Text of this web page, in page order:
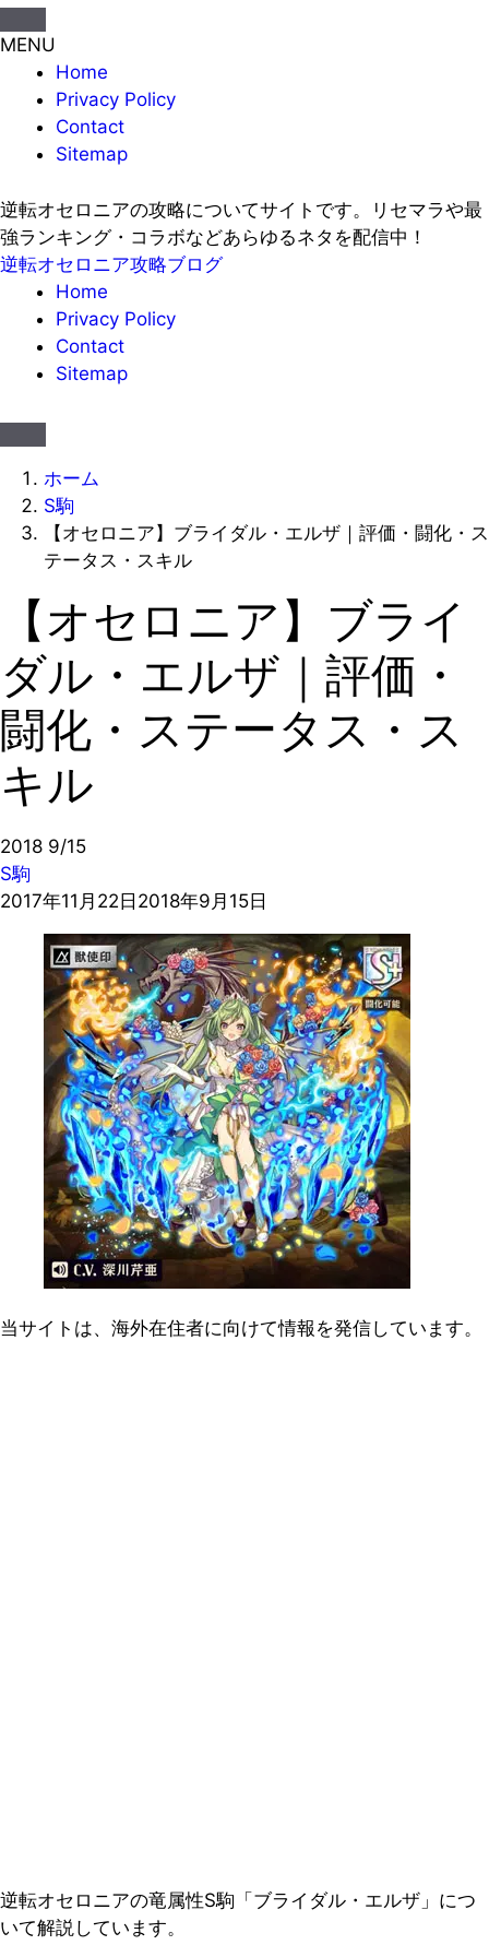
MENU
Home
Privacy Policy
Contact
Sitemap
逆転オセロニアの攻略についてサイトです。リセマラや最
強ランキング・コラボなどあらゆるネタを配信中！
逆転オセロニア攻略ブログ
Home
Privacy Policy
Contact
Sitemap
ホーム
S駒
【オセロニア】ブライダル・エルザ｜評価・闘化・ス
テータス・スキル
【オセロニア】ブライ
ダル・エルザ｜評価・
闘化・ステータス・ス
キル
2018 9/15
S駒
2017年11月22日 2018年9月15日
当サイトは、海外在住者に向けて情報を発信しています。
逆転オセロニアの竜属性S駒「ブライダル・エルザ」につ
いて解説しています。